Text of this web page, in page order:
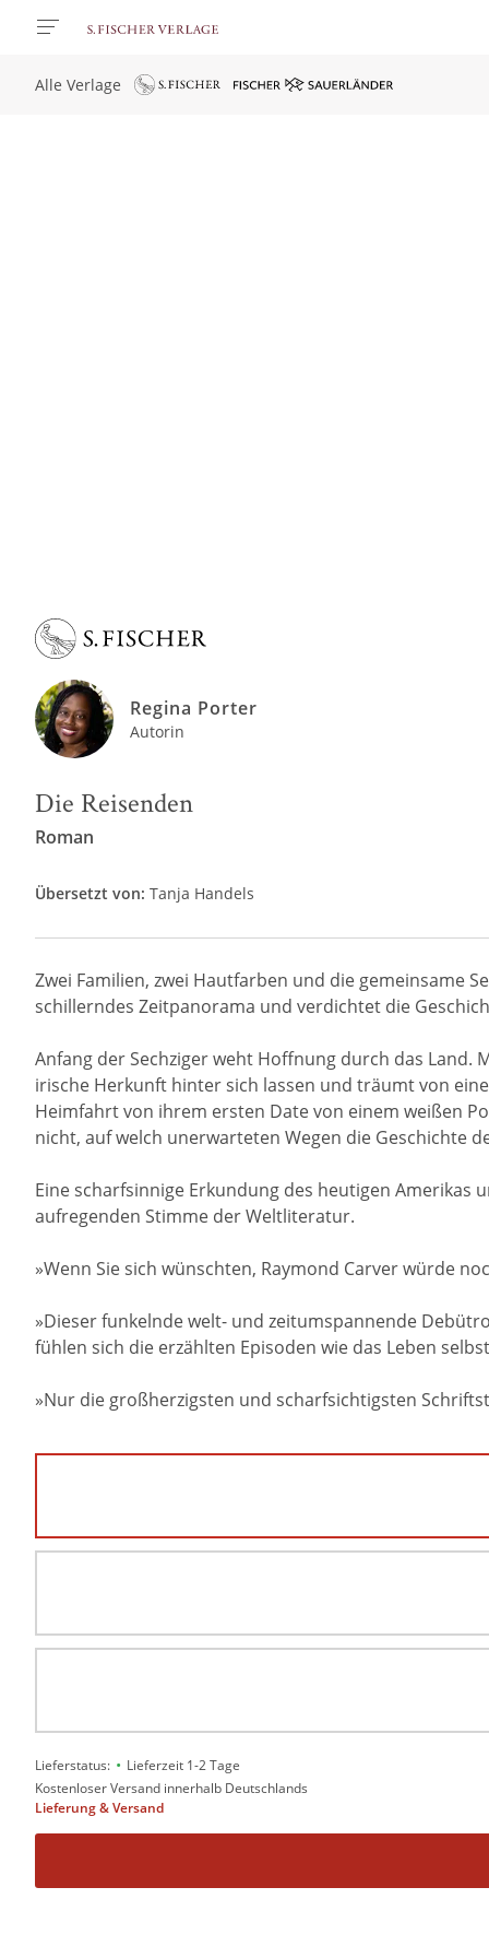
Alle Verlage
Regina Porter
Autorin
Die Reisenden
Roman
Übersetzt von: Tanja Handels
Zwei Familien, zwei Hautfarben und die gemeinsame
schillerndes Zeitpanorama und verdichtet die
Anfang der Sechziger weht Hoffnung durch das Land.
irische Herkunft hinter sich lassen und träumt von
Heimfahrt von ihrem ersten Date von einem weißen
nicht, auf welch unerwarteten Wegen die Geschichte
Eine scharfsinnige Erkundung des heutigen Amerikas
aufregenden Stimme der Weltliteratur.
»Wenn Sie sich wünschten, Raymond Carver würde
»Dieser funkelnde welt- und zeitumspannende
fühlen sich die erzählten Episoden wie das Leben
»Nur die großherzigsten und scharfsichtigsten
Lieferstatus: • Lieferzeit 1-2 Tage
Kostenloser Versand innerhalb Deutschlands
Lieferung & Versand